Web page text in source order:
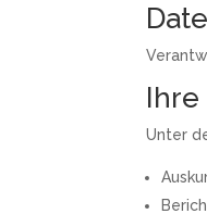
Unter